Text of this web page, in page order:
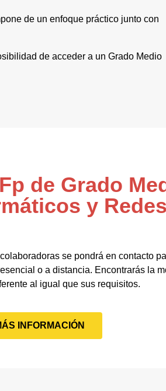
de un enfoque práctico junto con
de acceder a un Grado Medio
de Grado
y
se pondrá en contacto
o a distancia. Encontrarás la
al igual que sus requisitos.
INFORMACIÓN